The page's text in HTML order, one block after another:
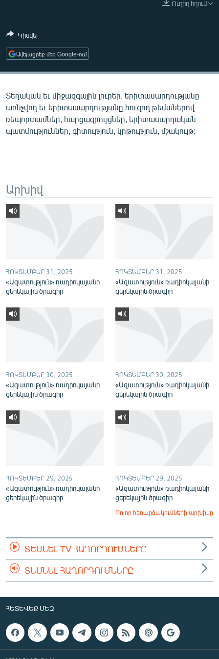
ՄԵԿՆԱԲԱՆՈՒԹՅՈՒՆ
ԿՈՐՈՆԱՎԻՐՈՒՍ
ԱՐԽԻՎ
ՏԵՍԱՆՅՈՒԹԵՐ
ՓՈԴՔԱՍԹ
Հայերեն
ՀԵՏԵՎԵՔ ՄԵԶ
Ուղիղ հղում
Կիսվել
Ավելացրեք մեզ Google-ում
Տեղական եւ միջազգային լուրեր, երիտասարդությանը
առնչվող եւ երիտասարդությանը հուզող թեմաներով
ռեպորտաժներ, հարցազրույցներ, երիտասարդական
պատմություններ, գիտություն, կրթություն, մշակույթ:
Արխիվ
ՀՈԿՏԵՄԲԵՐ 31, 2025
«Ազատություն» ռադիոկայանի
ցերեկային ծրագիր
ՀՈԿՏԵՄԲԵՐ 31, 2025
«Ազատություն» ռադիոկայանի
ցերեկային ծրագիր
ՀՈԿՏԵՄԲԵՐ 30, 2025
«Ազատություն» ռադիոկայանի
ցերեկային ծրագիր
ՀՈԿՏԵՄԲԵՐ 30, 2025
«Ազատություն» ռադիոկայանի
ցերեկային ծրագիր
ՀՈԿՏԵՄԲԵՐ 29, 2025
«Ազատություն» ռադիոկայանի
ցերեկային ծրագիր
ՀՈԿՏԵՄԲԵՐ 29, 2025
«Ազատություն» ռադիոկայանի
ցերեկային ծրագիր
Բոլոր հեռարձակումների արխիվը
ՏԵՍՆԵԼ TV ՀԱՂՈՐԴՈՒՄՆԵՐԸ
ՏԵՍՆԵԼ ՀԱՂՈՐԴՈՒՄՆԵՐԸ
ՀԵՏԵՎԵՔ ՄԵԶ